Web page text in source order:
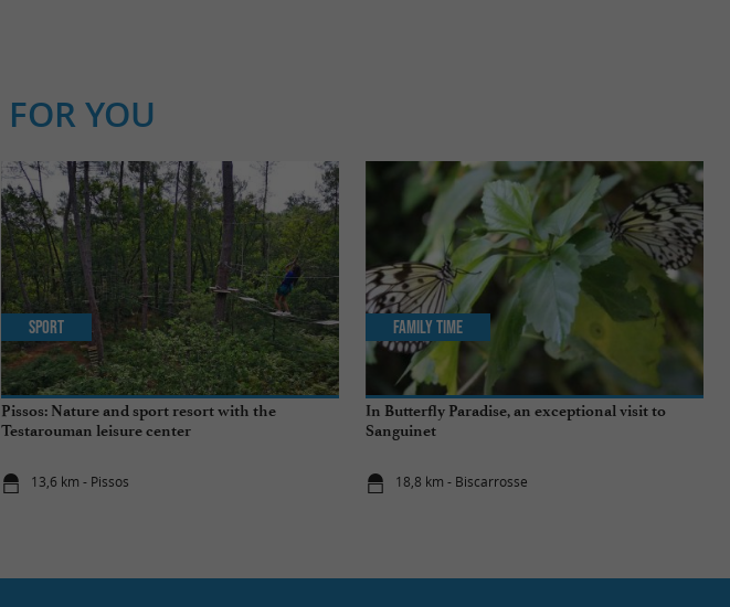
FOR YOU
Pissos: Nature and sport resort with the
Testarouman leisure center
13,6 km - Pissos
Sport
In Butterfly Paradise, an exceptional visit to
Sanguinet
18,8 km - Biscarrosse
Family Time